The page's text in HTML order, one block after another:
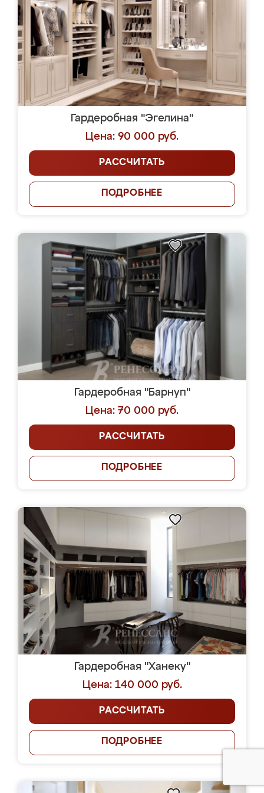
Гардеробная "Эгелина"
Цена: 90 000 руб.
РАССЧИТАТЬ
ПОДРОБНЕЕ
Гардеробная "Барнуп"
Цена: 70 000 руб.
РАССЧИТАТЬ
ПОДРОБНЕЕ
Гардеробная "Ханеку"
Цена: 140 000 руб.
РАССЧИТАТЬ
ПОДРОБНЕЕ